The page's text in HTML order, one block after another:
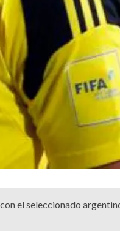
el seleccionado